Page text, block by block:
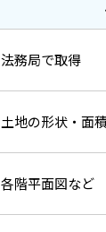
法務局で取得
土地の形状・面
各階平面図など